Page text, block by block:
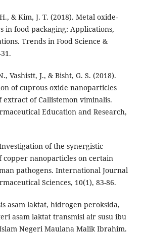
& Kim, J. T. (2018). Metal oxide-
in food packaging: Applications,
Trends in Food Science &
Vashistt, J., & Bisht, G. S. (2018).
of cuprous oxide nanoparticles
extract of Callistemon viminalis.
Education and Research,
of the synergistic
nanoparticles on certain
pathogens. International Journal
Sciences, 10(1), 83-86.
asam laktat, hidrogen peroksida,
asam laktat transmisi air susu ibu
Negeri Maulana Malik Ibrahim.